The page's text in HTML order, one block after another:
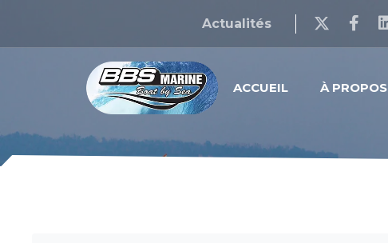
Actualités
ACCUEIL À PROPOS